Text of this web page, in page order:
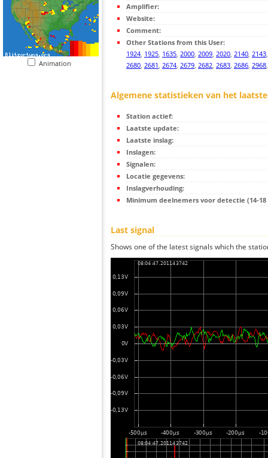
Animation
Amplifier:
Website:
Comment:
Other Stations from this User:
1924, 1925, 1635, 2000, 2009, 2020, 2140, 2143
2680, 2681, 2674, 2679, 2682, 2683, 2686, 2968
Algemene statistieken van het
Station actief:
Laatste update:
Laatste inslag:
Inslagen:
Signalen:
Locatie gegevens:
Inslagverhouding:
Minimum deelnemers voor detectie (14-
Last signal
Shows one of the latest signals which the